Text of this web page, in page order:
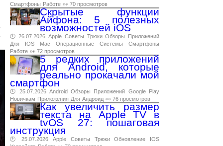
Смартфоны Работе 👀 70 просмотров
Скрытые функции
Айфона: 5 полезных
возможностей iOS
🕑 26.07.2026 Apple Советы Трюки Обзоры
Приложений
Для
IOS Mac Операционные Системы
Смартфоны
Работе 👀 72 просмотров
5 редких приложений
для Android, которые
реально прокачали мой
смартфон
🕑 25.07.2026 Android Обзоры Приложений Google
Play
Новичкам Приложения Для Андроид 👀 76 просмотров
Как увеличить размер
текста на Apple TV в
tvOS 27: пошаговая
инструкция
🕑 25.07.2026 Apple Советы Трюки Обновление
IOS